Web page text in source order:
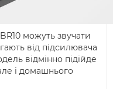
можуть звучати
від підсилювача
відмінно підійде
і домашнього